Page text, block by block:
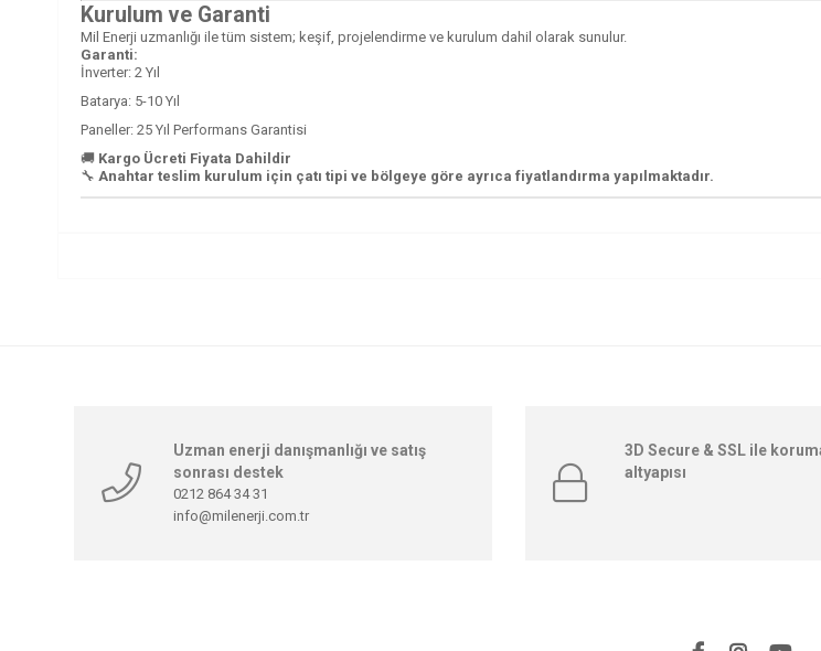
Kurulum ve Garanti
Mil Enerji uzmanlığı ile tüm sistem; keşif, projelendirme ve kurulum dahil olarak sunulur.
Garanti:
İnverter: 2 Yıl
Batarya: 5-10 Yıl
Paneller: 25 Yıl Performans Garantisi
🚚 Kargo Ücreti Fiyata Dahildir
🔧 Anahtar teslim kurulum için çatı tipi ve bölgeye göre ayrıca fiyatlandırma yapılmaktadır.
Uzman enerji danışmanlığı ve satış
sonrası destek
0212 864 34 31
info@milenerji.com.tr
3D Secure & SSL ile
altyapısı